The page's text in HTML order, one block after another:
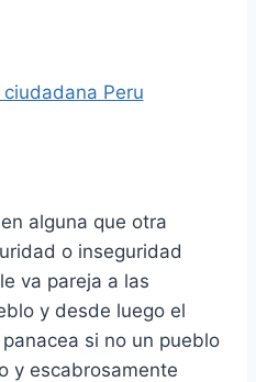
alguna que otra
o inseguridad
va pareja a las
y desde luego el
si no un pueblo
y escabrosamente